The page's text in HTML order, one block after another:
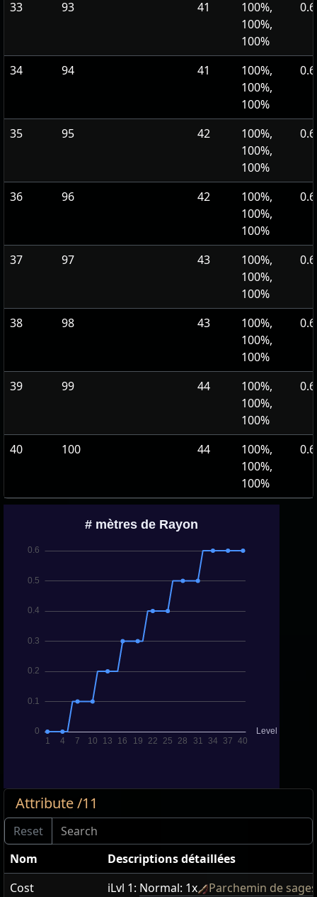
33 93 41
100%,
100%,
100%
0.6
34 94 41
100%,
100%,
100%
0.6
35 95 42
100%,
100%,
100%
0.6
36 96 42
100%,
100%,
100%
0.6
37 97 43
100%,
100%,
100%
0.6
38 98 43
100%,
100%,
100%
0.6
39 99 44
100%,
100%,
100%
0.6
40 100 44
100%,
100%,
100%
0.6
Attribute /11
Nom
Descriptions détaillées
Cost
iLvl 1: Normal: 1x
Parchemin de